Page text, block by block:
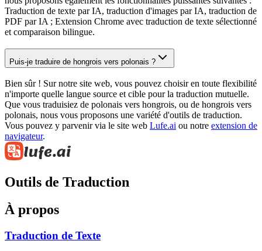
Traduction de texte par IA, traduction d'images par IA, traduction de
PDF par IA ; Extension Chrome avec traduction de texte sélectionné
et comparaison bilingue.
Puis-je traduire de hongrois vers polonais ?
Bien sûr ! Sur notre site web, vous pouvez choisir en toute flexibilité
n'importe quelle langue source et cible pour la traduction mutuelle.
Que vous traduisiez de polonais vers hongrois, ou de hongrois vers
polonais, nous vous proposons une variété d'outils de traduction.
Vous pouvez y parvenir via le site web Lufe.ai ou notre extension de
navigateur.
Outils de Traduction
À propos
Traduction de Texte